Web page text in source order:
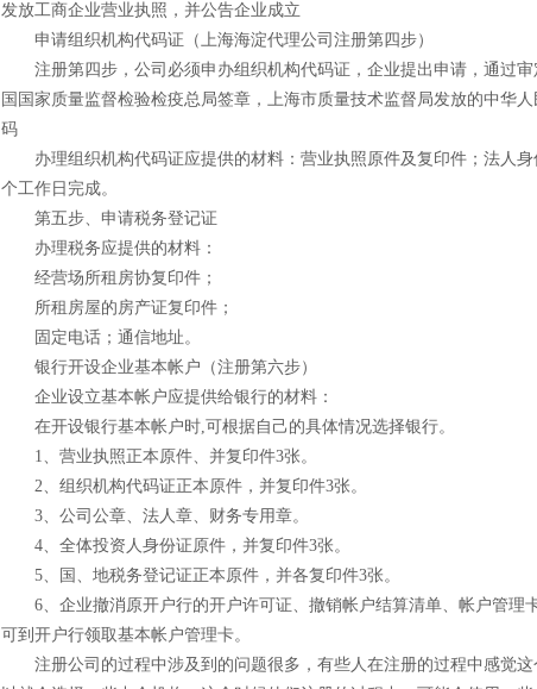
发放工商企业营业执照，并公告企业成立
申请组织机构代码证（上海海淀代理公司注册第四步）
注册第四步，公司必须申办组织机构代码证，企业提出申请，通过审
国国家质量监督检验检疫总局签章，上海市质量技术监督局发放的中华
码
办理组织机构代码证应提供的材料：营业执照原件及复印件；法人身
个工作日完成。
第五步、申请税务登记证
办理税务应提供的材料：
经营场所租房协复印件；
所租房屋的房产证复印件；
固定电话；通信地址。
银行开设企业基本帐户（注册第六步）
企业设立基本帐户应提供给银行的材料：
在开设银行基本帐户时,可根据自己的具体情况选择银行。
1、营业执照正本原件、并复印件3张。
2、组织机构代码证正本原件，并复印件3张。
3、公司公章、法人章、财务专用章。
4、全体投资人身份证原件，并复印件3张。
5、国、地税务登记证正本原件，并各复印件3张。
6、企业撤消原开户行的开户许可证、撤销帐户结算清单、帐户管理
可到开户行领取基本帐户管理卡。
注册公司的过程中涉及到的问题很多，有些人在注册的过程中感觉这